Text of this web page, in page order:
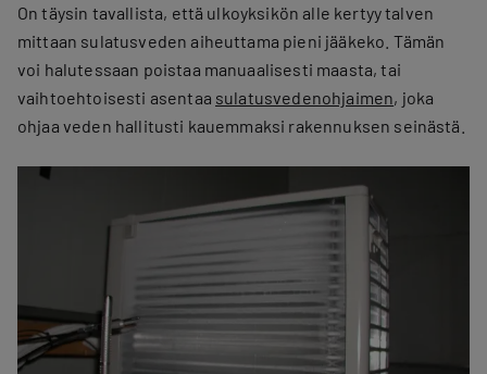
On täysin tavallista, että ulkoyksikön alle kertyy talven
mittaan sulatusveden aiheuttama pieni jääkeko. Tämän
voi halutessaan poistaa manuaalisesti maasta, tai
vaihtoehtoisesti asentaa sulatusvedenohjaimen, joka
ohjaa veden hallitusti kauemmaksi rakennuksen seinästä.